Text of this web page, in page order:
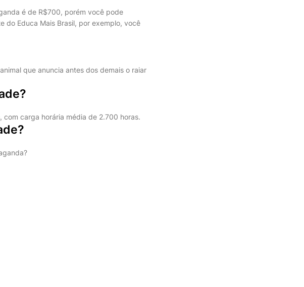
é de R$700, porém você pode
do Educa Mais Brasil, por exemplo, você
que anuncia antes dos demais o raiar
carga horária média de 2.700 horas.